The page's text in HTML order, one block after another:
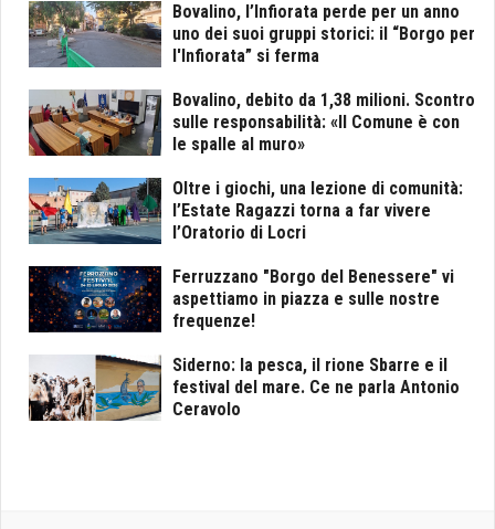
Bovalino, l’Infiorata perde per un anno
uno dei suoi gruppi storici: il “Borgo per
l'Infiorata” si ferma
Bovalino, debito da 1,38 milioni. Scontro
sulle responsabilità: «Il Comune è con
le spalle al muro»
Oltre i giochi, una lezione di comunità:
l’Estate Ragazzi torna a far vivere
l’Oratorio di Locri
Ferruzzano "Borgo del Benessere" vi
aspettiamo in piazza e sulle nostre
frequenze!
Siderno: la pesca, il rione Sbarre e il
festival del mare. Ce ne parla Antonio
Ceravolo